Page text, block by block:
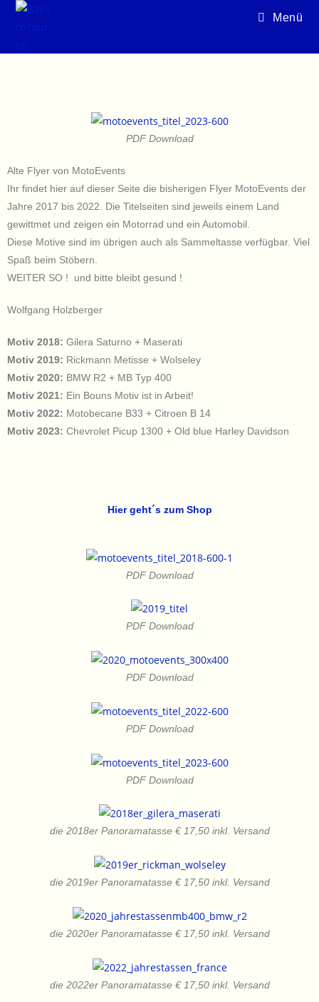
Menü
PDF Download
Alte Flyer von MotoEvents
Ihr findet hier auf dieser Seite die bisherigen Flyer MotoEvents der
Jahre 2017 bis 2022. Die Titelseiten sind jeweils einem Land
gewittmet und zeigen ein Motorrad und ein Automobil.
Diese Motive sind im übrigen auch als Sammeltasse verfügbar. Viel
Spaß beim Stöbern.
WEITER SO ! und bitte bleibt gesund !
Wolfgang Holzberger
Motiv 2018: Gilera Saturno + Maserati
Motiv 2019: Rickmann Metisse + Wolseley
Motiv 2020: BMW R2 + MB Typ 400
Motiv 2021: Ein Bouns Motiv ist in Arbeit!
Motiv 2022: Motobecane B33 + Citroen B 14
Motiv 2023: Chevrolet Picup 1300 + Old blue Harley Davidson
Hier geht´s zum Shop
PDF Download
PDF Download
PDF Download
PDF Download
PDF Download
die 2018er Panoramatasse € 17,50 inkl. Versand
die 2019er Panoramatasse € 17,50 inkl. Versand
die 2020er Panoramatasse € 17,50 inkl. Versand
die 2022er Panoramatasse € 17,50 inkl. Versand